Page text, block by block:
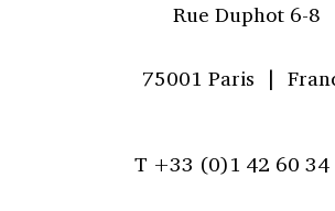
Rue Duphot 6-8
75001 Paris |
T +33 (0)1 42 60 34